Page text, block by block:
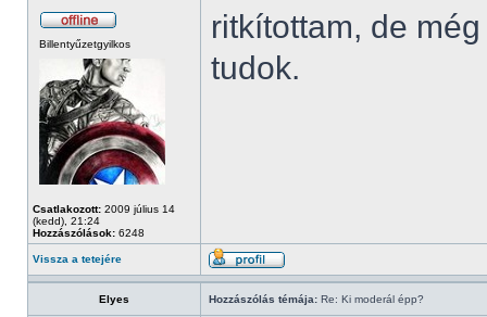
Billentyűzetgyilkos
Csatlakozott: 2009 július 14
(kedd), 21:24
Hozzászólások: 6248
ritkítottam, de
tudok.
Vissza a tetejére
Elyes Hozzászólás témája: Re: Ki moderál épp?